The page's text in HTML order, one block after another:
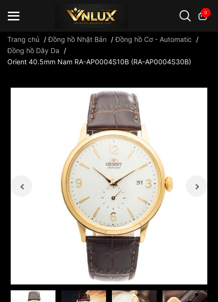
0
Đồng hồ casio đồng hồ G-Shock đồng hồ Orient ...
Trang chủ /Đồng hồ Nhật Bản /Đồng hồ Cơ - Automatic
/
Đồng hồ Dây Da
/
Orient 40.5mm Nam RA-AP0004S10B (RA-AP0004S30B)